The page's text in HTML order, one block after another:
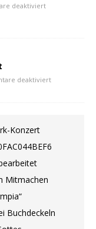
deaktiviert
deaktiviert